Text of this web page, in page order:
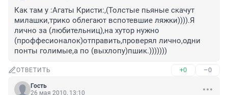
Как там у :Агаты Кристи:,(Толстые пьяные скачут
милашки,трико облегают вспотевшие ляжки)))).Я
лично за (любительниц),на хутор нужно
(проффесионалок)отправить,проверял лично,одни
понты голимые,а по (выхлопу)пшик.)))))))
ОТВЕТИТЬ +0 –0
Гость
26 мая 2010, 13:10